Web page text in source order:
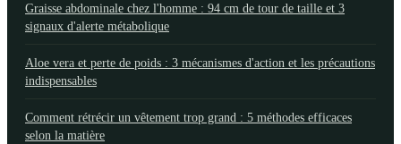
Graisse abdominale chez l'homme : 94 cm de tour de taille et 3
signaux d'alerte métabolique
Aloe vera et perte de poids : 3 mécanismes d'action et les précautions
indispensables
Comment rétrécir un vêtement trop grand : 5 méthodes efficaces
selon la matière